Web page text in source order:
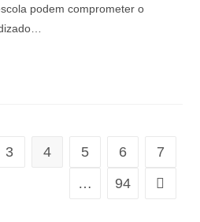
podem comprometer o
3 4 5 6
7
…
94